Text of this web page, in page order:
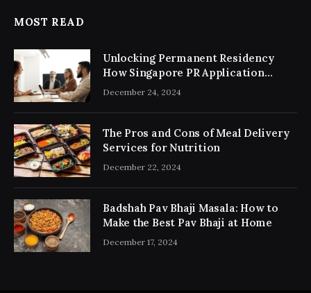
MOST READ
Unlocking Permanent Residency
How Singapore PR Application
Consultancy Simplifies the Process
December 24, 2024
The Pros and Cons of Meal Delivery
Services for Nutrition
December 22, 2024
Badshah Pav Bhaji Masala: How to
Make the Best Pav Bhaji at Home
December 17, 2024